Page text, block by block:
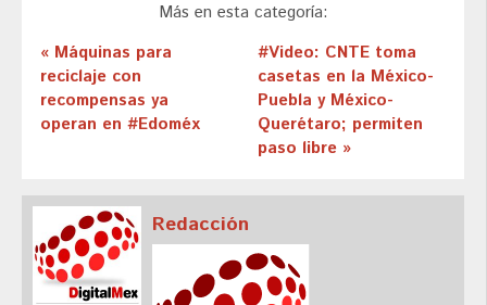
Más en esta categoría:
« Máquinas para
reciclaje con
recompensas ya
operan en #Edoméx
#Video: CNTE toma
casetas en la México-
Puebla y México-
Querétaro; permiten
paso libre »
Redacción